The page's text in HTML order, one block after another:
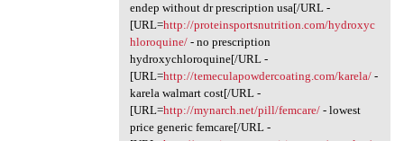
endep without dr prescription usa[/URL -
[URL=http://proteinsportsnutrition.com/hydroxyc
hloroquine/- no prescription
hydroxychloroquine[/URL -
[URL=http://temeculapowdercoating.com/karela/-
karela walmart cost[/URL -
[URL=http://mynarch.net/pill/femcare/- lowest
price generic femcare[/URL -